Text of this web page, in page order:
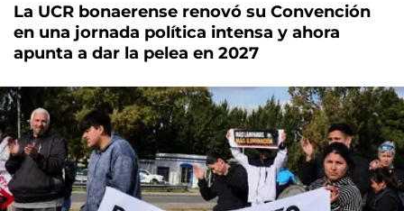
La UCR bonaerense renovó su Convención
en una jornada política intensa y ahora
apunta a dar la pelea en 2027